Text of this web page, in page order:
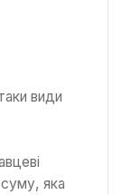
види
суму, яка